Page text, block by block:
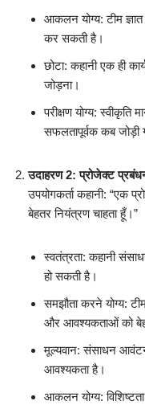
आकलन योग्य: टीम
कर सकती है।
छोटा: कहानी एक ही
जोड़ना।
परीक्षण योग्य:
सफलतापूर्वक कब जोड़ी
उदाहरण 2: प्रोजेक्ट
उपयोगकर्ता कहानी:
बेहतर नियंत्रण चाहता हूँ।”
स्वतंत्रता: कहानी
हो सकती है।
समझौता करने योग्य:
और आवश्यकताओं को
मूल्यवान: संसाधन
आवश्यकता है।
आकलन योग्य: